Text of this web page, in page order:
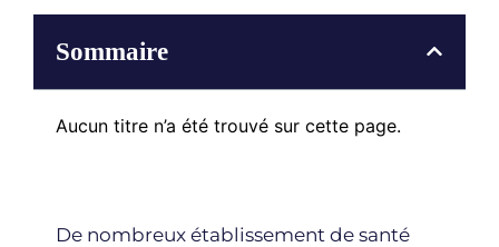
Sommaire
Aucun titre n’a été trouvé sur cette page.
De nombreux établissement de santé